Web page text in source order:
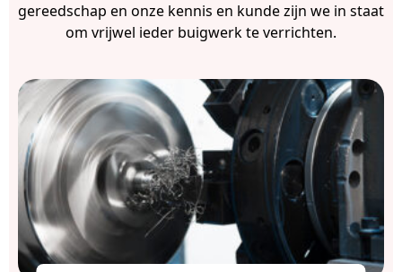
gereedschap en onze kennis en kunde zijn we in staat
om vrijwel ieder buigwerk te verrichten.